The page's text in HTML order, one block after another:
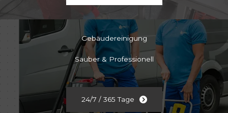
Gebäudereinigung
Sauber & Professionell
24/7 / 365 Tage